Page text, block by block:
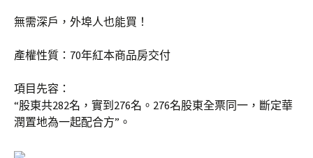
無需深戶，外埠人也能買！
產權性質：70年紅本商品房交付
項目先容：
“股東共282名，實到276名。276名股東全票同一，斷定華
潤置地為一起配合方”。